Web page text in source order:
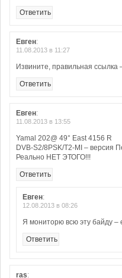
Ответить
Евген:
11.08.2013 в 11:27
Извините, правильная ссылка
Ответить
Евген:
11.08.2013 в 13:55
Yamal 202@ 49° East 4156 R
DVB-S2/8PSK/T2-MI – версия
Реально НЕТ ЭТОГО!!!
Ответить
Евген:
12.08.2013 в 08:26
Я мониторю всю эту байду –
Ответить
ras: